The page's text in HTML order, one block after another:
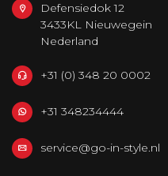
Defensiedok 12
3433KL Nieuwegein
Nederland
+31 (0) 348 20 0002
+31 348234444
service@go-in-style.nl